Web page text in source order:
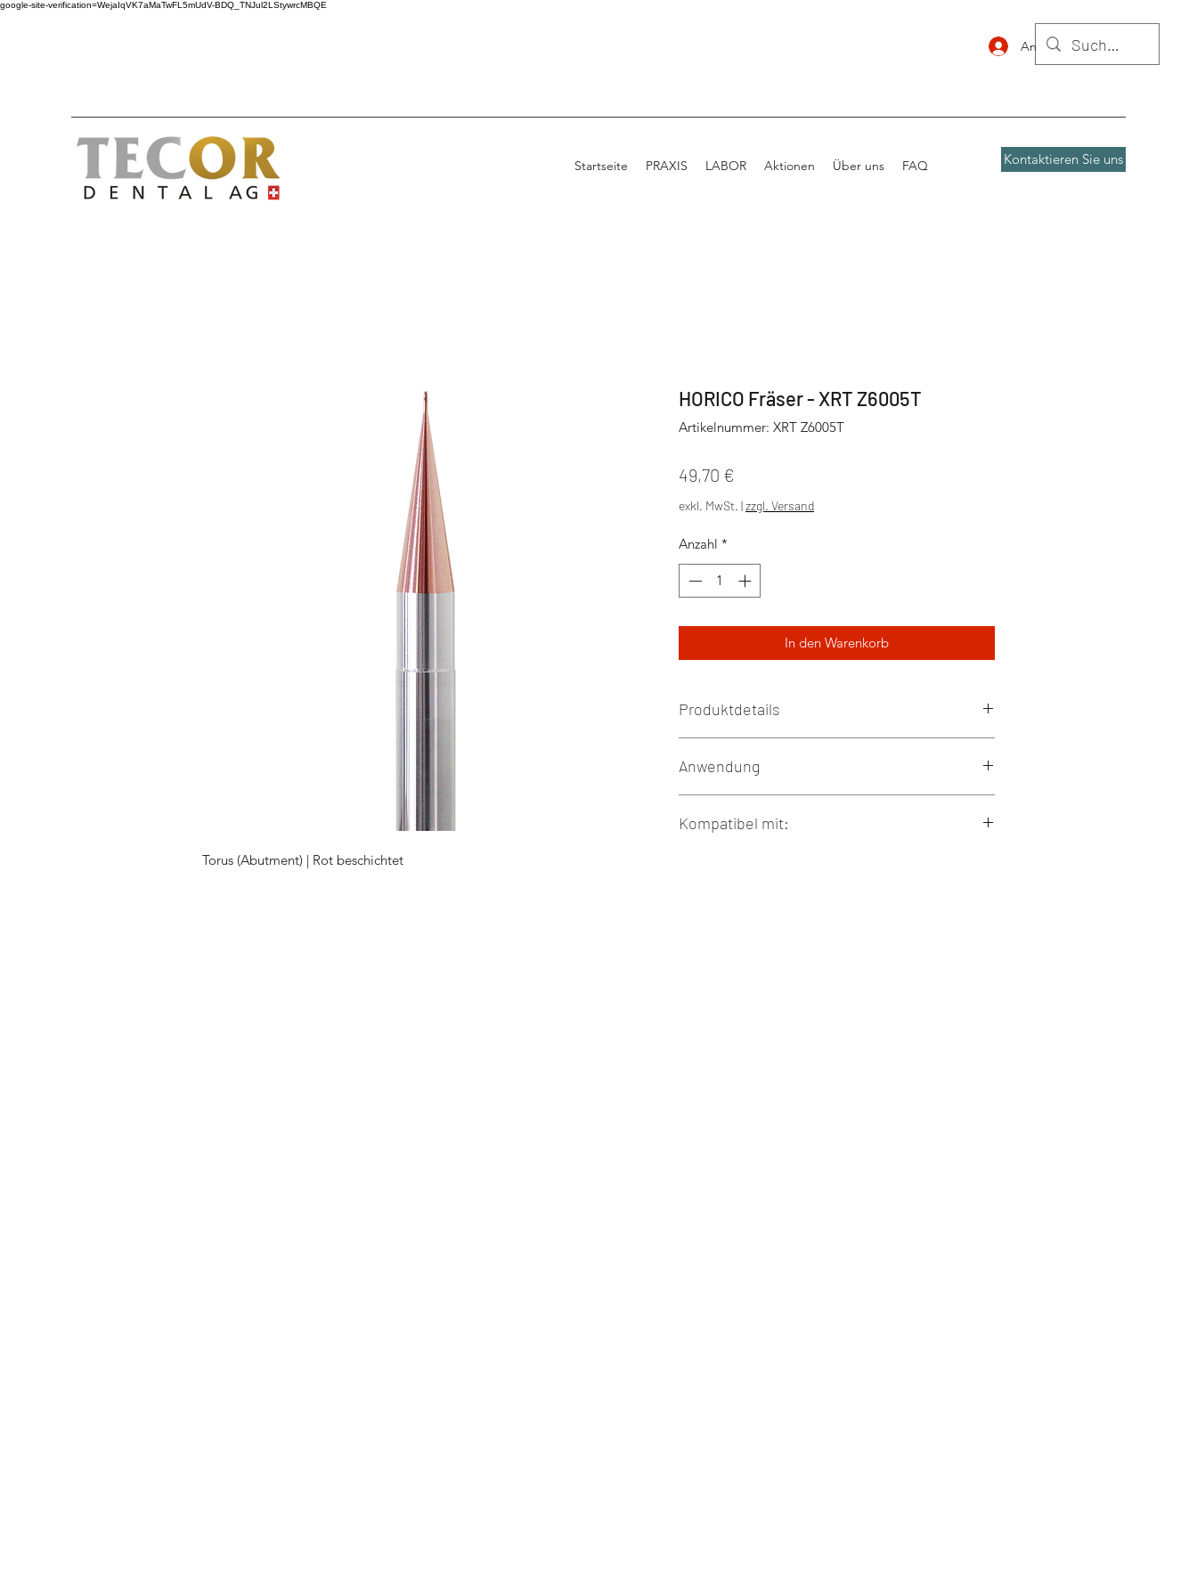
google-site-verification=WejaIqVK7aMaTwFL5mUdV-BDQ_TNJul2LStywrcMBQE
Anmelden
Startseite PRAXIS LABOR Aktionen Über uns FAQ Kontaktieren Sie uns
Torus (Abutment) | Rot beschichtet
HORICO Fräser - XRT Z6005T
Artikelnummer: XRT Z6005T
49,70 €
exkl. MwSt. |zzgl. Versand
Anzahl *
In den Warenkorb
Produktdetails
Durchmesser Fräskopf: 0.5 mm
Anwendung
Kompatibel mit: